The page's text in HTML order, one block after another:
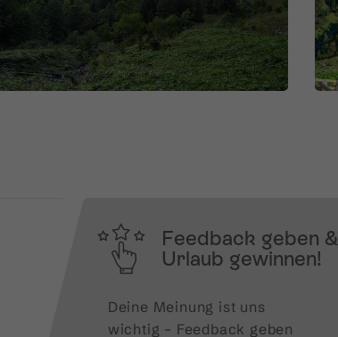
Feedback geben &
Urlaub gewinnen!
Deine Meinung ist uns
wichtig – Feedback geben